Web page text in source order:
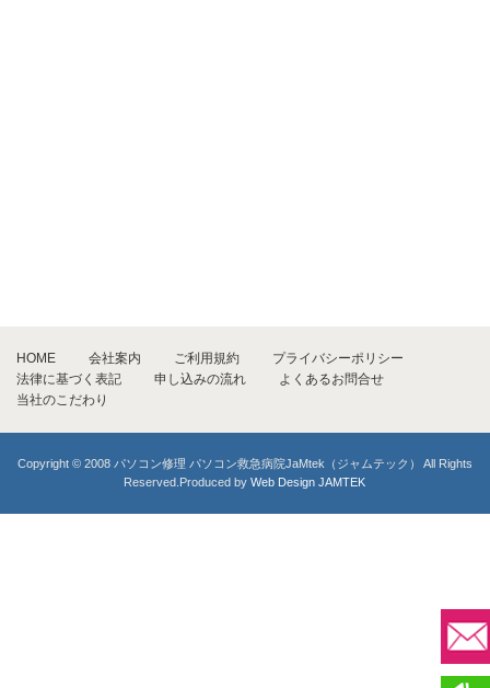
HOME 会社案内 ご利用規約
プライバシーポリシー
法律に基づく表記
申し込みの流れ
よくあるお問合せ
当社のこだわり
Copyright © 2008 パソコン修理 パソコン救急病院JaMtek（ジャムテック） All Rights
Reserved.Produced byWeb Design JAMTEK